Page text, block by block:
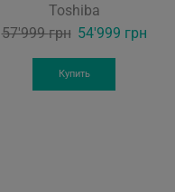
Toshiba
57'999грн Original
was:
54'999 грн
Купить